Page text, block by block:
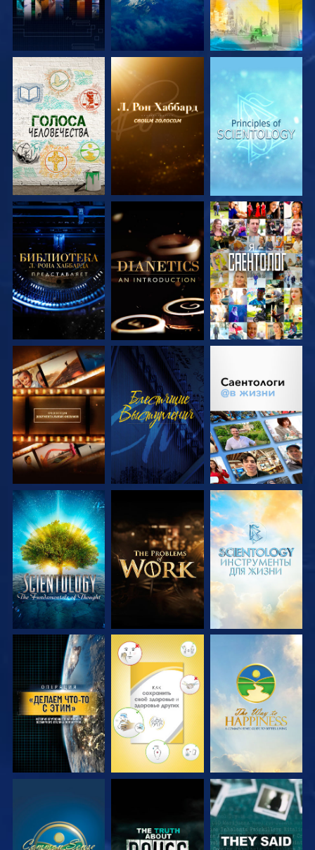
СМОТРЕТЬ
ПЕРЕДАЧИ
СМОТРЕТЬ
ПЕРЕДАЧИ
СМОТРЕТЬ
ПЕРЕДАЧИ
СМОТРЕТЬ
ПЕРЕДАЧИ
СМОТРЕТЬ
ПЕРЕДАЧИ
СМОТРЕТЬ
СМОТРЕТЬ
ПЕРЕДАЧИ
СМОТРЕТЬ
СМОТРЕТЬ
СМОТРЕТЬ
ПЕРЕДАЧИ
СМОТРЕТЬ
ПЕРЕДАЧИ
СМОТРЕТЬ
ПЕРЕДАЧИ
СМОТРЕТЬ СМОТРЕТЬ СМОТРЕТЬ
СМОТРЕТЬ СМОТРЕТЬ СМОТРЕТЬ